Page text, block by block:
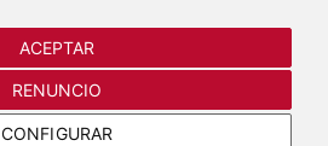
ACEPTAR
RENUNCIO
CONFIGURAR